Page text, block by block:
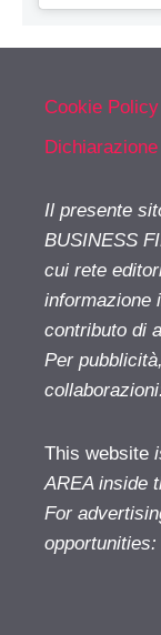
Cookie
Il presente
BUSINESS
cui rete
informazione
contributo di
Per
This website
AREA inside
For
opportunities: